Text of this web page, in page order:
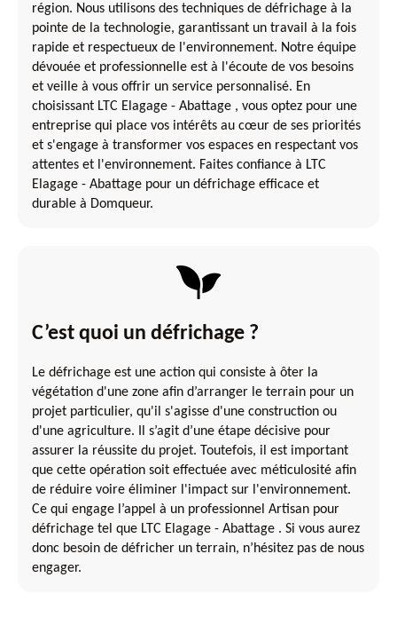
région. Nous utilisons des techniques de défrichage à la
pointe de la technologie, garantissant un travail à la fois
rapide et respectueux de l'environnement. Notre équipe
dévouée et professionnelle est à l'écoute de vos besoins
et veille à vous offrir un service personnalisé. En
choisissant LTC Elagage - Abattage , vous optez pour une
entreprise qui place vos intérêts au cœur de ses priorités
et s'engage à transformer vos espaces en respectant vos
attentes et l'environnement. Faites confiance à LTC
Elagage - Abattage pour un défrichage efficace et
durable à Domqueur.
C’est quoi un défrichage ?
Le défrichage est une action qui consiste à ôter la
végétation d'une zone afin d’arranger le terrain pour un
projet particulier, qu'il s'agisse d'une construction ou
d'une agriculture. Il s’agit d’une étape décisive pour
assurer la réussite du projet. Toutefois, il est important
que cette opération soit effectuée avec méticulosité afin
de réduire voire éliminer l'impact sur l'environnement.
Ce qui engage l’appel à un professionnel Artisan pour
défrichage tel que LTC Elagage - Abattage . Si vous aurez
donc besoin de défricher un terrain, n’hésitez pas de nous
engager.